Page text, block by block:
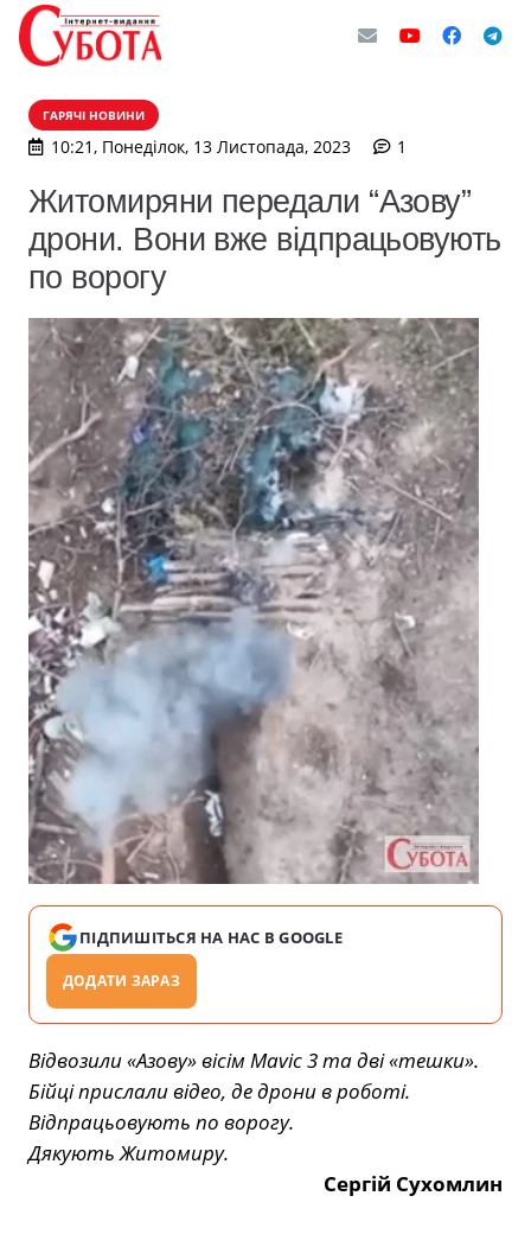
ГАРЯЧІ НОВИНИ
10:21, Понеділок, 13 Листопада, 2023 1
Житомиряни передали “Азову”
дрони. Вони вже відпрацьовують
по ворогу
ПІДПИШІТЬСЯ НА НАС В GOOGLE
ДОДАТИ ЗАРАЗ
Відвозили «Азову» вісім Mavic 3 та дві «тешки».
Бійці прислали відео, де дрони в роботі.
Відпрацьовують по ворогу.
Дякують Житомиру.
Сергій Сухомлин